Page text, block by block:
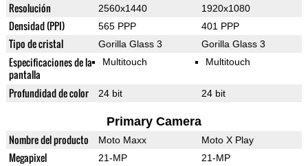
Resolución 2560x1440 1920x1080
Densidad (PPI) 565 PPP 401 PPP
Tipo de cristal Gorilla Glass 3 Gorilla Glass 3
Especificaciones de la
pantalla
Multitouch Multitouch
Profundidad de color 24 bit 24 bit
Primary Camera
Nombre del producto Moto Maxx Moto X Play
Megapixel 21-MP 21-MP